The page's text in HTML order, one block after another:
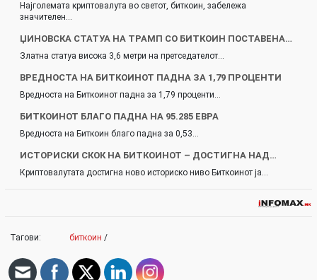
Најголемата криптовалута во светот, биткоин, забележа
значителен…
ЏИНОВСКА СТАТУА НА ТРАМП СО БИТКОИН ПОСТАВЕНА…
Златна статуа висока 3,6 метри на претседателот…
ВРЕДНОСТА НА БИТКОИНОТ ПАДНА ЗА 1,79 ПРОЦЕНТИ
Вредноста на Биткоинот падна за 1,79 проценти…
БИТКОИНОТ БЛАГО ПАДНА НА 95.285 ЕВРА
Вредноста на Биткоин благо падна за 0,53…
ИСТОРИСКИ СКОК НА БИТКОИНОТ – ДОСТИГНА НАД…
Криптовалутата достигна ново историско ниво Биткоинот ја…
Тагови: биткоин /